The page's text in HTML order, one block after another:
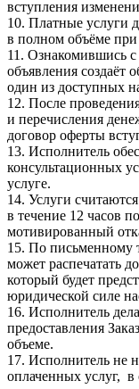
вступления
10. Платные услуги
в полном объёме
11. Ознакомившись
объявления создаёт
один из доступных
12. После
и перечисления
договор оферты
13. Исполнитель
консультационных
услуге.
14. Услуги
в течение 12 часов
мотивированный
15. По письменному
может распечатать
который будет
юридической силе
16. Исполнитель
предоставления
объеме.
17. Исполнитель не
оплаченных услуг, в